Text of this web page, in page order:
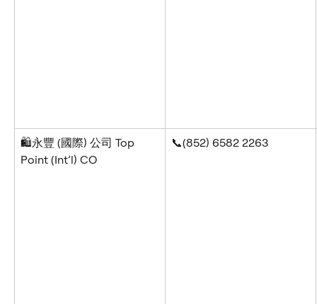
🛍️永豐 (國際) 公司 Top
Point (Int’l) CO
📞(852) 6582 2263